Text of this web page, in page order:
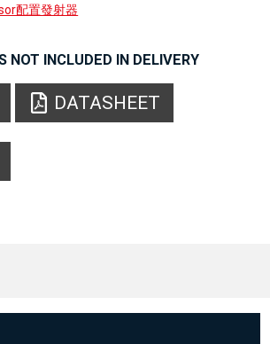
配置發射器
NOT INCLUDED IN DELIVERY
DATASHEET